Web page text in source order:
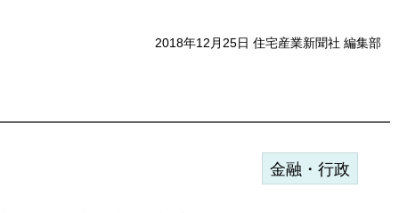
2018年12月25日 住宅産業新聞社 編集部
金融・行政